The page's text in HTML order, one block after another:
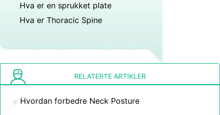
Hva er en sprukket plate
Hva er Thoracic Spine
RELATERTE ARTIKLER
Hvordan forbedre Neck Posture